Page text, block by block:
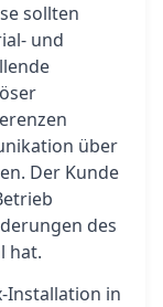
sollten
und
über
Der Kunde
des
hat.
Installation in